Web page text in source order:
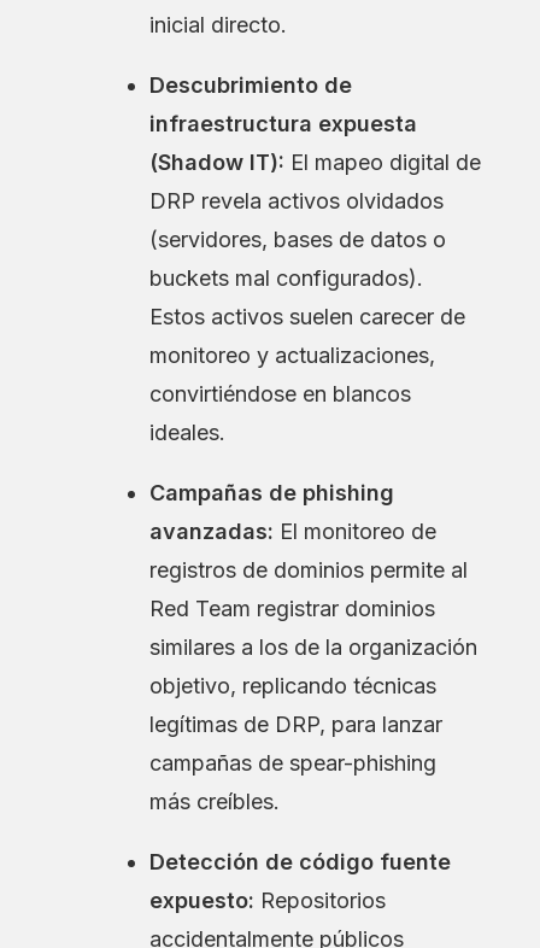
inicial directo.
Descubrimiento de
infraestructura expuesta
(Shadow IT): El mapeo digital de
DRP revela activos olvidados
(servidores, bases de datos o
buckets mal configurados).
Estos activos suelen carecer de
monitoreo y actualizaciones,
convirtiéndose en blancos
ideales.
Campañas de phishing
avanzadas: El monitoreo de
registros de dominios permite al
Red Team registrar dominios
similares a los de la organización
objetivo, replicando técnicas
legítimas de DRP, para lanzar
campañas de spear-phishing
más creíbles.
Detección de código fuente
expuesto: Repositorios
accidentalmente públicos